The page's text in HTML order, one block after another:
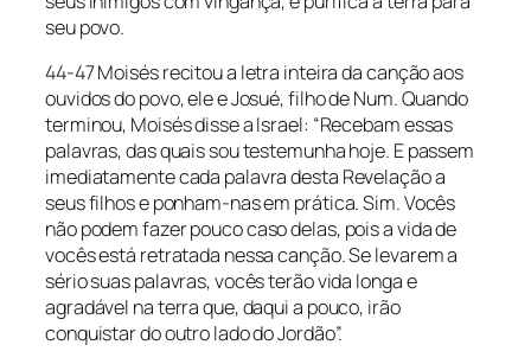
seu povo.
44-47 Moisés recitou a letra inteira da canção aos
ouvidos do povo, ele e Josué, filho de Num. Quando
terminou, Moisés disse a Israel: “Recebam essas
palavras, das quais sou testemunha hoje. E passem
imediatamente cada palavra desta Revelação a
seus filhos e ponham-nas em prática. Sim. Vocês
não podem fazer pouco caso delas, pois a vida de
vocês está retratada nessa canção. Se levarem a
sério suas palavras, vocês terão vida longa e
agradável na terra que, daqui a pouco, irão
conquistar do outro lado do Jordão”.